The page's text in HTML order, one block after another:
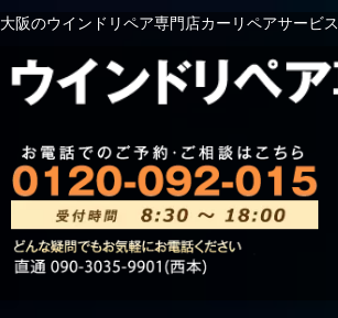
大阪のウインドリペア専門店カーリペアサービス